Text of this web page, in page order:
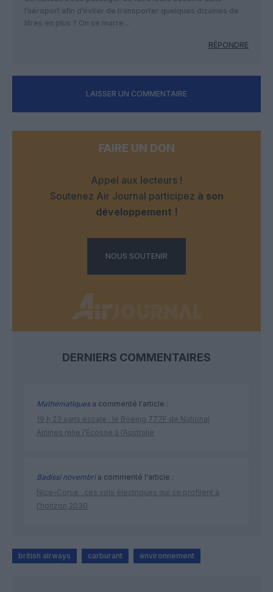
l’aéroport afin d’éviter de transporter quelques dizaines de
litres en plus ? On se marre…
RÉPONDRE
LAISSER UN COMMENTAIRE
FAIRE UN DON
Appel aux lecteurs !
Soutenez Air Journal participez à son
développement !
NOUS SOUTENIR
DERNIERS COMMENTAIRES
Mathématiquesa commenté l'article :
19 h 23 sans escale : le Boeing 777F de National
Airlines relie l’Écosse à l’Australie
Badissi novembria commenté l'article :
Nice–Corse : ces vols électriques qui se profilent à
l’horizon 2030
british airways carburant environnement